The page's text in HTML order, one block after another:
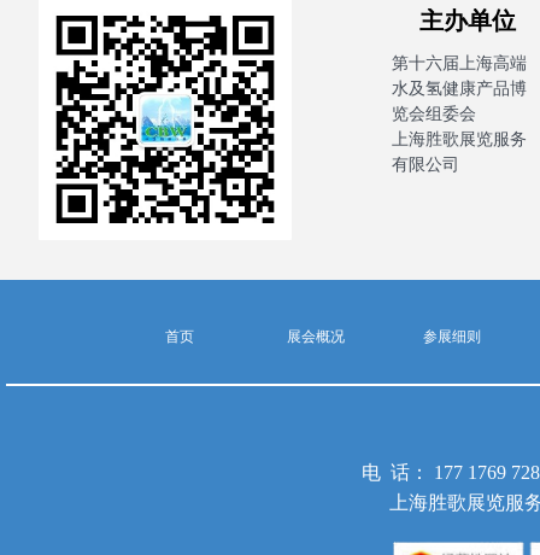
电 话： 177 1769
上海胜歌展览服
首页 展会概况 参展细则
主办
第十六届上海高端
水及氢健康产品博
览会组委会
上海胜歌展览服务
有限公司